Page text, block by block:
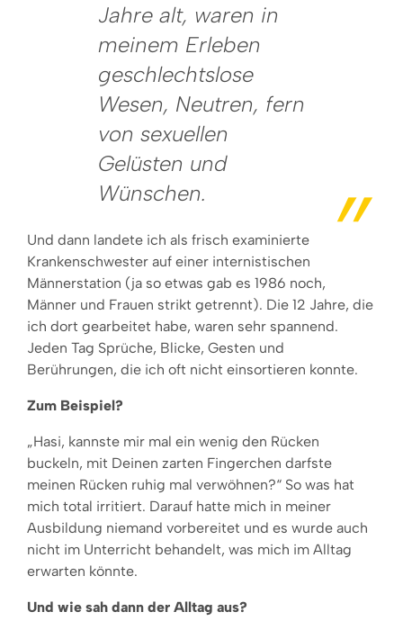
Jahre alt, waren in
meinem Erleben
geschlechtslose
Wesen, Neutren, fern
von sexuellen
Gelüsten und
Wünschen.
Und dann landete ich als frisch examinierte
Krankenschwester auf einer internistischen
Männerstation (ja so etwas gab es 1986 noch,
Männer und Frauen strikt getrennt). Die 12 Jahre, die
ich dort gearbeitet habe, waren sehr spannend.
Jeden Tag Sprüche, Blicke, Gesten und
Berührungen, die ich oft nicht einsortieren konnte.
Zum Beispiel?
„Hasi, kannste mir mal ein wenig den Rücken
buckeln, mit Deinen zarten Fingerchen darfste
meinen Rücken ruhig mal verwöhnen?“ So was hat
mich total irritiert. Darauf hatte mich in meiner
Ausbildung niemand vorbereitet und es wurde auch
nicht im Unterricht behandelt, was mich im Alltag
erwarten könnte.
Und wie sah dann der Alltag aus?